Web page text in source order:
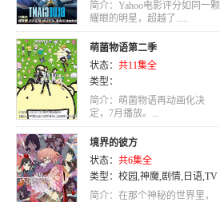
简介：Yahoo电影评分如同一颗
耀眼的明星，超越了.....
萌菌物语第二季
状态： 共11集全
类型：
简介：萌菌物语再动画化决
定，7月播放。...
境界的彼方
状态： 共6集全
类型： 校园,神魔,剧情, 日语,TV
版
简介：在那个神秘的世界里，